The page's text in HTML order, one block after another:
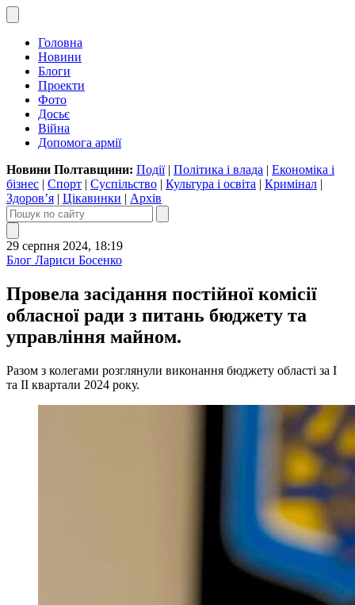
Головна
Новини
Блоги
Проекти
Фото
Досьє
Війна
Допомога армії
Новини Полтавщини: Події| Політика і влада | Економіка і
бізнес | Спорт | Суспільство | Культура і освіта | Кримінал |
Здоров’я | Цікавинки | Архів
29 серпня 2024, 18:19
Блог Лариси Босенко
Провела засідання постійної комісії
обласної ради з питань бюджету та
управління майном.
Разом з колегами розглянули виконання бюджету області за I
та ІІ квартали 2024 року.